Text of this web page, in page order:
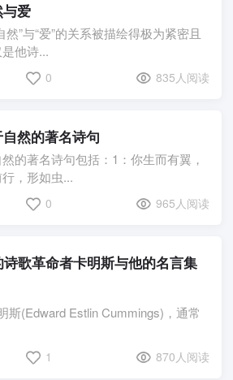
爱
”与“爱”的关系被描绘得极为紧密且
他诗...
0 835人阅读
然的著名诗句
的著名诗句包括：1：你生而有翼，
，形如虫...
0 965人阅读
歌革命者卡明斯与他的名言集
斯(Edward Estlin Cummings)，通常
1 870人阅读